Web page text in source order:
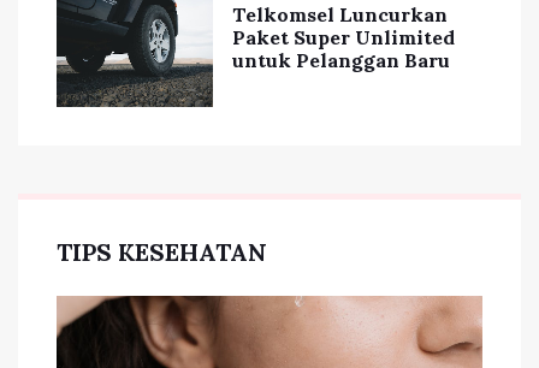
Telkomsel Luncurkan
Paket Super Unlimited
untuk Pelanggan Baru
TIPS KESEHATAN